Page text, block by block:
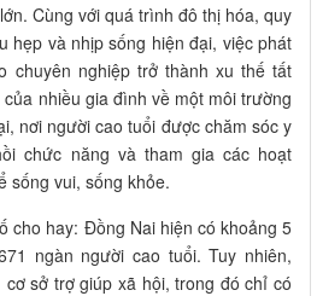
Cùng với quá trình đô thị hóa, quy
hẹp và nhịp sống hiện đại, việc phát
chuyên nghiệp trở thành xu thế tất
nhiều gia đình về một môi trường
nơi người cao tuổi được chăm sóc y
chức năng và tham gia các hoạt
sống vui, sống khỏe.
cho hay: Đồng Nai hiện có khoảng 5
ngàn người cao tuổi. Tuy nhiên,
sở trợ giúp xã hội, trong đó chỉ có